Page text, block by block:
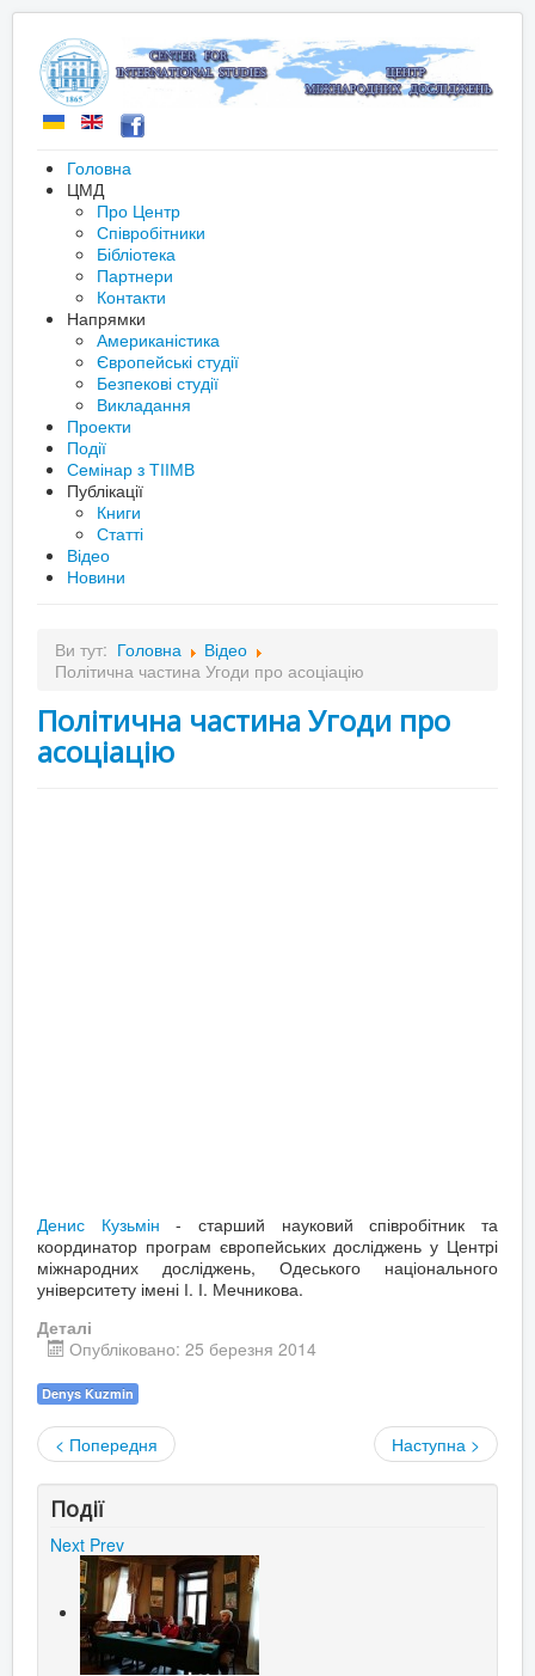
Головна
ЦМД
Про Центр
Співробітники
Бібліотека
Партнери
Контакти
Напрямки
Американістика
Європейські студії
Безпекові студії
Викладання
Проекти
Події
Семінар з ТІІМВ
Публікації
Книги
Статті
Відео
Новини
Ви тут: Головна
Відео
Політична частина Угоди про асоціацію
Політична частина Угоди про
асоціацію
Денис Кузьмін- старший науковий співробітник та
координатор програм європейських досліджень у Центрі
міжнародних досліджень, Одеського національного
університету імені І. І. Мечникова.
Деталі
Опубліковано: 25 березня 2014
Denys Kuzmin
< Попередня Наступна >
Події
Next Prev